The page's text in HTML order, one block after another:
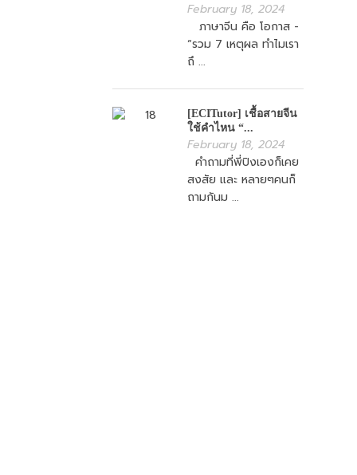
February 18, 2024
ภาษาจีน คือ โอกาส -
“รวม 7 เหตุผล ทำไมเรา
ถึ ...
[ECITutor] เชื้อสายจีน
ใช้คำไหน “...
February 18, 2024
คำถามที่พี่ปิงเองก็เคย
สงสัย และ หลายๆคนก็
ถามกันม ...